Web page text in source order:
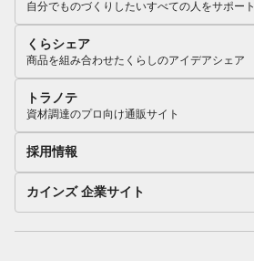
自分でものづくりしたいすべての人をサポート
くらシェア
商品を組み合わせたくらしのアイデアシェア
トラノテ
資材調達のプロ向け通販サイト
採用情報
カインズ 企業サイト